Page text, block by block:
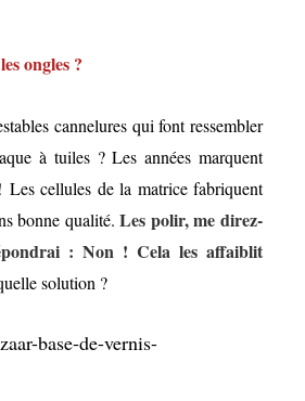
ongles ?
cannelures qui font ressembler
à tuiles ? Les années marquent
Les cellules de la matrice fabriquent
bonne qualité.Les polir, me direz-
: Non ! Cela les affaiblit
solution ?